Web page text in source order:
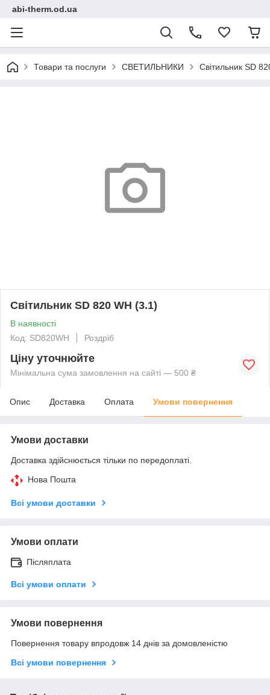
abi-therm.od.ua
Товари та послуги СВЕТИЛЬНИКИ Світильник SD
Світильник SD 820 WH (3.1)
В наявності
Код: SD820WH
Роздріб
Ціну уточнюйте
Мінімальна сума замовлення на сайті — 500 ₴
Опис Доставка Оплата Умови повернення
Умови доставки
Доставка здійснюється тільки по передоплаті.
Нова Пошта
Всі умови доставки
Умови оплати
Післяплата
Всі умови оплати
Умови повернення
Повернення товару впродовж 14 днів за домовленістю
Всі умови повернення